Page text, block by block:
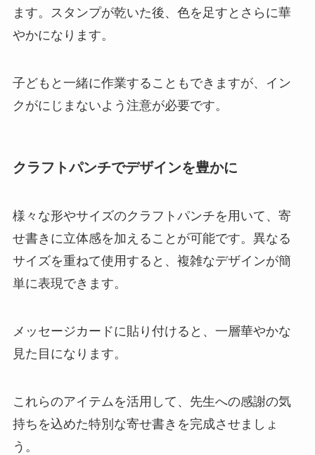
ます。スタンプが乾いた後、色を足すとさらに華
やかになります。
子どもと一緒に作業することもできますが、イン
クがにじまないよう注意が必要です。
クラフトパンチでデザインを豊かに
様々な形やサイズのクラフトパンチを用いて、寄
せ書きに立体感を加えることが可能です。異なる
サイズを重ねて使用すると、複雑なデザインが簡
単に表現できます。
メッセージカードに貼り付けると、一層華やかな
見た目になります。
これらのアイテムを活用して、先生への感謝の気
持ちを込めた特別な寄せ書きを完成させましょ
う。